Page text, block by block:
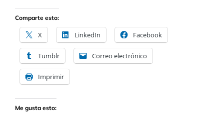
Comparte esto:
X LinkedIn Facebook
Tumblr Correo electrónico
Imprimir
Me gusta esto: